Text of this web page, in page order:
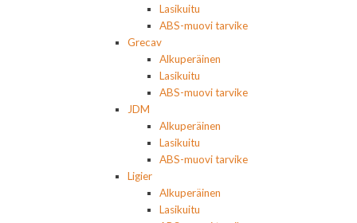
Lasikuitu
ABS-muovi tarvike
Grecav
Alkuperäinen
Lasikuitu
ABS-muovi tarvike
JDM
Alkuperäinen
Lasikuitu
ABS-muovi tarvike
Ligier
Alkuperäinen
Lasikuitu